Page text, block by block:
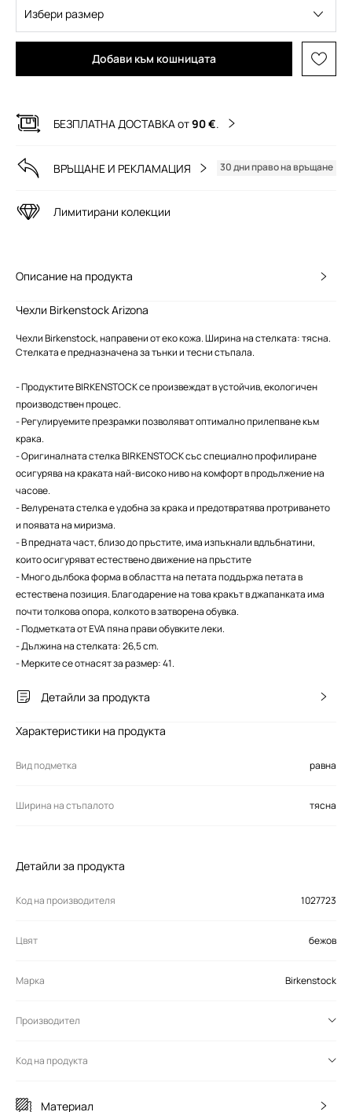
Избери размер
Добави към кошницата
БЕЗПЛАТНА ДОСТАВКА от90 €.
ВРЪЩАНЕ И РЕКЛАМАЦИЯ 30 дни право на връщане
Лимитирани колекции
Описание на продукта
Чехли Birkenstock Arizona
Чехли Birkenstock, направени от еко кожа. Ширина на стелката: тясна.
Стелката е предназначена за тънки и тесни стъпала.
- Продуктите BIRKENSTOCK се произвеждат в устойчив, екологичен
производствен процес.
- Регулируемите презрамки позволяват оптимално прилепване към
крака.
- Оригиналната стелка BIRKENSTOCK със специално профилиране
осигурява на краката най-високо ниво на комфорт в продължение на
часове.
- Велурената стелка е удобна за крака и предотвратява протриването
и появата на миризма.
- В предната част, близо до пръстите, има изпъкнали вдлъбнатини,
които осигуряват естествено движение на пръстите
- Много дълбока форма в областта на петата поддържа петата в
естествена позиция. Благодарение на това кракът в джапанката има
почти толкова опора, колкото в затворена обувка.
- Подметката от EVA пяна прави обувките леки.
- Дължина на стелката: 26,5 cm.
- Мерките се отнасят за размер: 41.
Детайли за продукта
Характеристики на продукта
Вид подметка равна
Ширина на стъпалото тясна
Детайли за продукта
Код на производителя 1027723
Цвят бежов
Марка Birkenstock
Производител
Код на продукта
Материал